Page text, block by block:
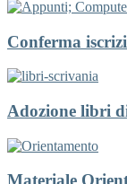
Conferma
Adozione libri